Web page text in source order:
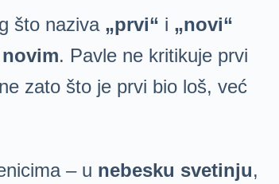
što naziva „prvi“ i „novi“
. Pavle ne kritikuje prvi
zato što je prvi bio loš, već
– u nebesku svetinju,